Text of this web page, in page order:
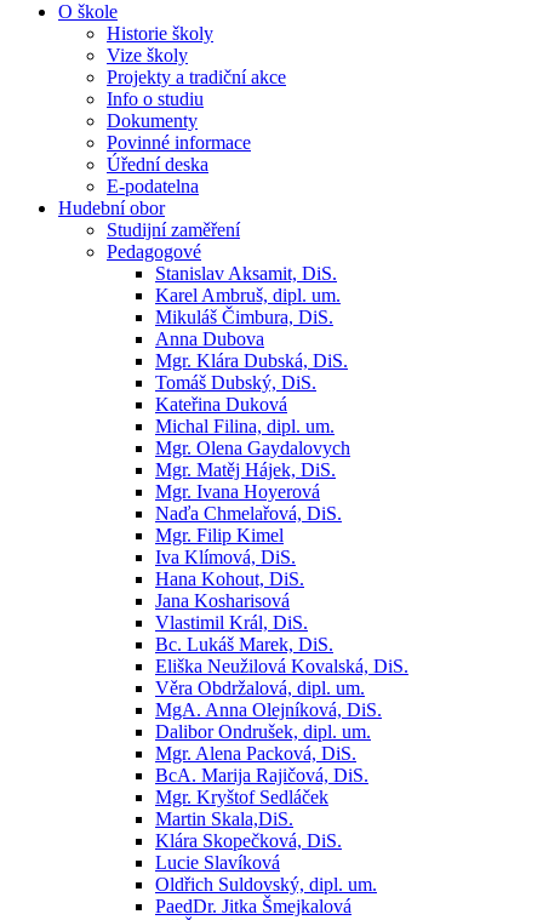
O škole
Historie školy
Vize školy
Projekty a tradiční akce
Info o studiu
Dokumenty
Povinné informace
Úřední deska
E-podatelna
Hudební obor
Studijní zaměření
Pedagogové
Stanislav Aksamit, DiS.
Karel Ambruš, dipl. um.
Mikuláš Čimbura, DiS.
Anna Dubova
Mgr. Klára Dubská, DiS.
Tomáš Dubský, DiS.
Kateřina Duková
Michal Filina, dipl. um.
Mgr. Olena Gaydalovych
Mgr. Matěj Hájek, DiS.
Mgr. Ivana Hoyerová
Naďa Chmelařová, DiS.
Mgr. Filip Kimel
Iva Klímová, DiS.
Hana Kohout, DiS.
Jana Kosharisová
Vlastimil Král, DiS.
Bc. Lukáš Marek, DiS.
Eliška Neužilová Kovalská, DiS.
Věra Obdržalová, dipl. um.
MgA. Anna Olejníková, DiS.
Dalibor Ondrušek, dipl. um.
Mgr. Alena Packová, DiS.
BcA. Marija Rajičová, DiS.
Mgr. Kryštof Sedláček
Martin Skala,DiS.
Klára Skopečková, DiS.
Lucie Slavíková
Oldřich Suldovský, dipl. um.
PaedDr. Jitka Šmejkalová